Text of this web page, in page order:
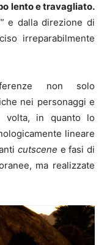
lento e travagliato.
e dalla direzione di
irreparabilmente
non solo
nei personaggi e
volta, in quanto lo
lineare
cutscene e fasi di
ma realizzate